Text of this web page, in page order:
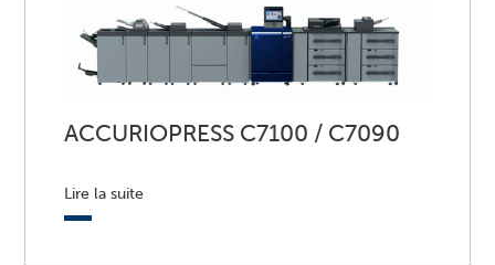
ACCURIOPRESS C7100 / C7090
Lire la suite